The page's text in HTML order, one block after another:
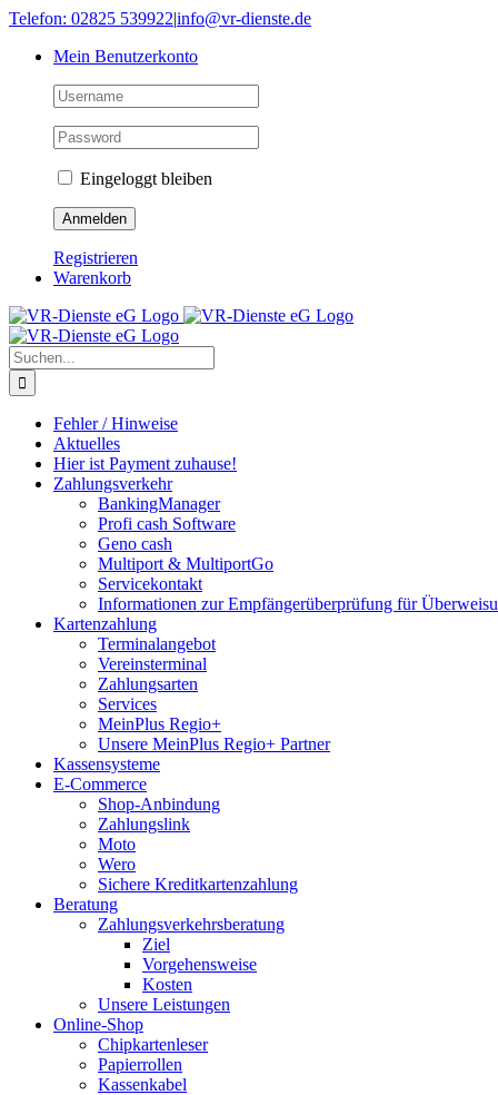
Skip
content
Telefon: 02825 539922|info@vr-dienste.de
Mein Benutzerkonto
Eingeloggt bleiben
Registrieren
Warenkorb
Suche
nach:
Fehler / Hinweise
Aktuelles
Hier ist Payment zuhause!
Zahlungsverkehr
BankingManager
Profi cash Software
Geno cash
Multiport & MultiportGo
Servicekontakt
Informationen zur Empfängerüberprüfung für
Kartenzahlung
Terminalangebot
Vereinsterminal
Zahlungsarten
Services
MeinPlus Regio+
Unsere MeinPlus Regio+ Partner
Kassensysteme
E-Commerce
Shop-Anbindung
Zahlungslink
Moto
Wero
Sichere Kreditkartenzahlung
Beratung
Zahlungsverkehrsberatung
Ziel
Vorgehensweise
Kosten
Unsere Leistungen
Online-Shop
Chipkartenleser
Papierrollen
Kassenkabel